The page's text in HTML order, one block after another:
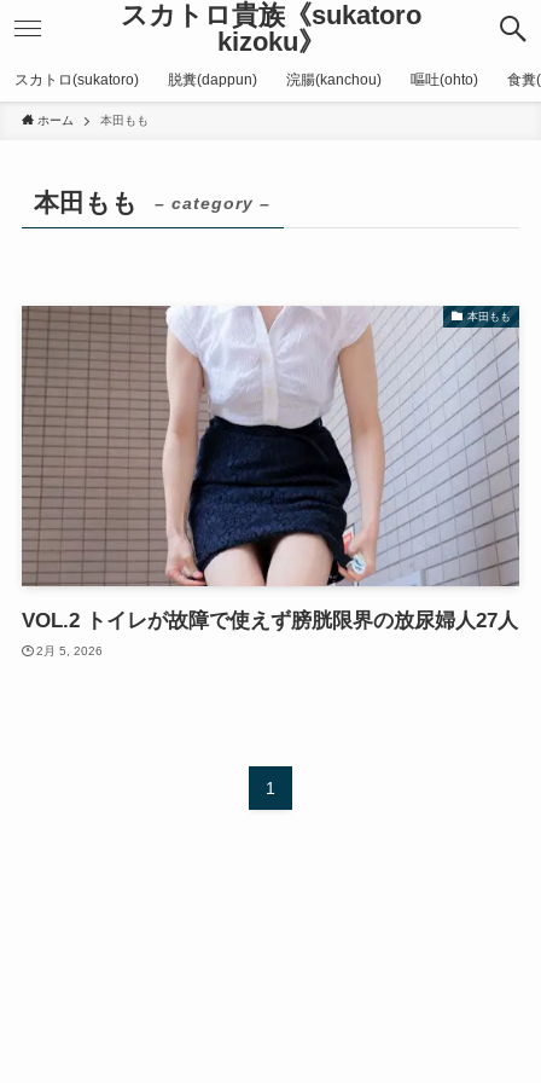
スカトロ貴族《sukatoro
kizoku》
スカトロ(sukatoro) 脱糞(dappun) 浣腸(kanchou) 嘔吐(ohto) 食糞
ホーム 本田もも
本田もも – category –
本田もも
VOL.2 トイレが故障で使えず膀胱限界の放尿婦人27人
2月 5, 2026
1